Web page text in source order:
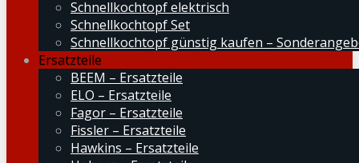
Schnellkochtopf elektrisch
Schnellkochtopf Set
Schnellkochtopf günstig kaufen –
Ersatzteile
BEEM – Ersatzteile
ELO – Ersatzteile
Fagor – Ersatzteile
Fissler – Ersatzteile
Hawkins – Ersatzteile